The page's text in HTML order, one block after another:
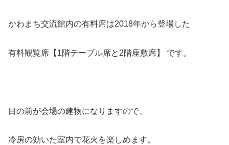
かわまち交流館内の有料席は2018年から登場した
有料観覧席【1階テーブル席と2階座敷席】 です。
目の前が会場の建物になりますので、
冷房の効いた室内で花火を楽しめます。